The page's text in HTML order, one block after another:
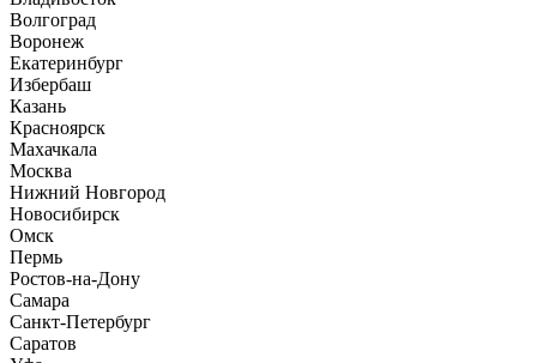
Волгоград
Воронеж
Екатеринбург
Избербаш
Казань
Красноярск
Махачкала
Москва
Нижний Новгород
Новосибирск
Омск
Пермь
Ростов-на-Дону
Самара
Санкт-Петербург
Саратов